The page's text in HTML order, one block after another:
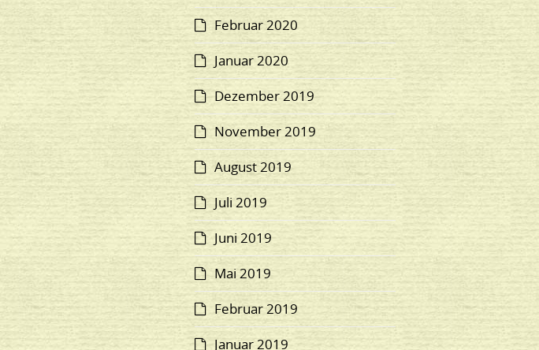
Februar 2020
Januar 2020
Dezember 2019
November 2019
August 2019
Juli 2019
Juni 2019
Mai 2019
Februar 2019
Januar 2019